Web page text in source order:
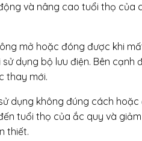
và nâng cao tuổi thọ của
mở hoặc đóng được khi
dụng bộ lưu điện. Bên cạnh
thay mới.
dụng không đúng cách hoặc
tuổi thọ của ắc quy và giảm
thiết.